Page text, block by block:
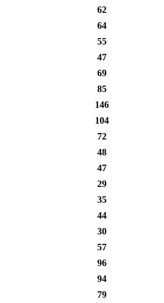
62
64
55
47
69
85
146
104
72
48
47
29
35
44
30
57
96
94
79